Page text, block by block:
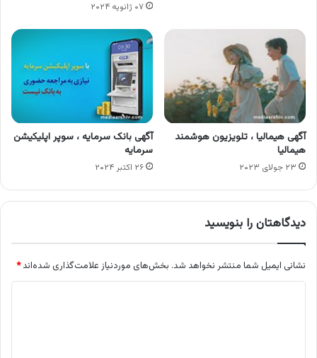
۰۷ ژانویه ۲۰۲۴
آگهی هیمالیا ، تلویزیون هوشمند
هیمالیا
۲۳ جولای ۲۰۲۳
آگهی بانک سرمایه ، سوپر اپلیکیشن
سرمایه
۲۶ اکتبر ۲۰۲۴
دیدگاهتان را بنویسید
نشانی ایمیل شما منتشر نخواهد شد. بخش‌های موردنیاز علامت‌گذاری شده‌اند*